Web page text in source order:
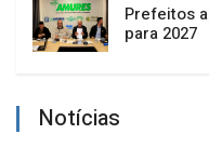
Prefeitos
para 2027
Notícias